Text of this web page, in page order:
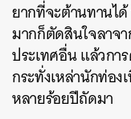
ยากที่จะต้านทานไ
มากก็ตัดสินใจลาจ
ประเทศอื่น แล้วกา
กระทั่งเหล่านักท่อ
หลายร้อยปีถัดมา